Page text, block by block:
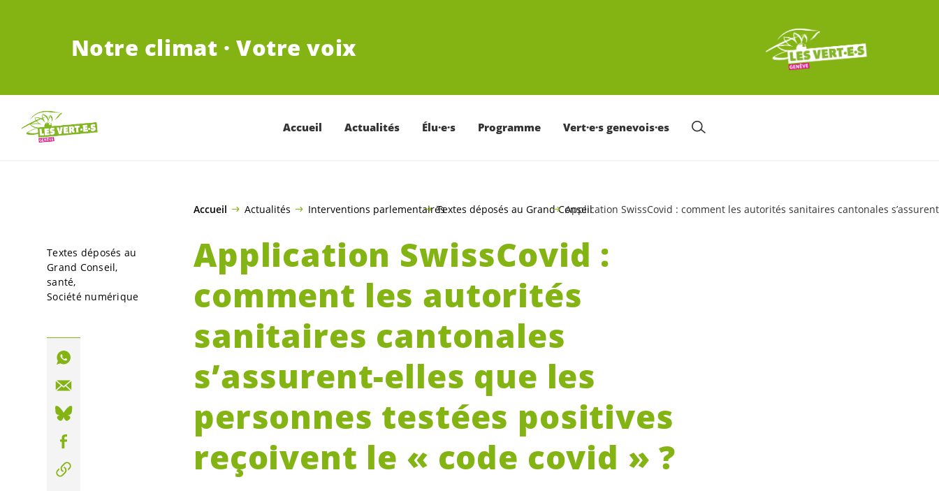
Notre climat · Votre voix
Accueil Actualités Élu·e·s Programme Vert·e·s genevois·es
Accueil Actualités Interventions parlementairesTextes déposés au Grand ConseilApplication SwissCovid : comment les autorités sanitaires cantonales
Application SwissCovid :
comment les autorités
sanitaires cantonales
s’assurent-elles que les
personnes testées positives
reçoivent le « code covid » ?
Textes déposés au
Grand Conseil
santé
Société numérique